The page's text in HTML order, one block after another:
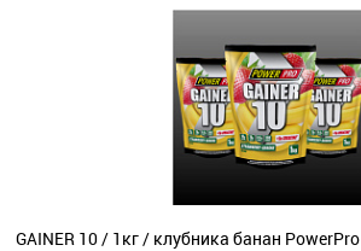
GAINER 10 / 1кг / клубника банан PowerPro